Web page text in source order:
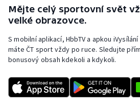
Short track
Sportovní střelba
Mějte celý sportovní svět
velké obrazovce.
S mobilní aplikací, HbbTV a apkou
máte ČT sport vždy po ruce. Sledujte
bonusový obsah kdekoli a kdykoli.